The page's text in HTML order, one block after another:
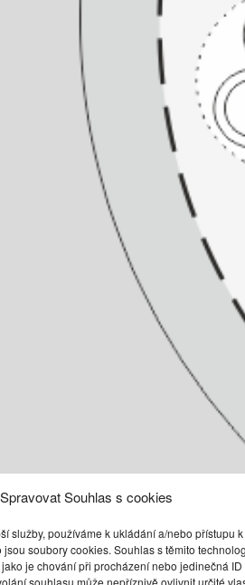
Spravovat Souhlas s cookies
služby, používáme k ukládání a/nebo přístupu
soubory cookies. Souhlas s těmito
je chování při procházení nebo jedinečná ID
souhlasu může nepříznivě ovlivnit určité